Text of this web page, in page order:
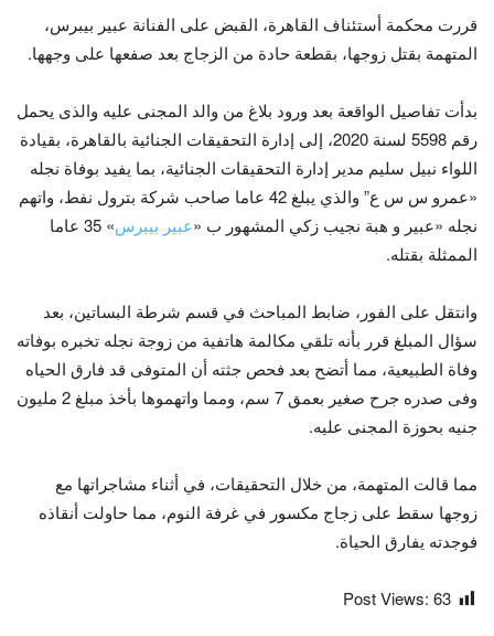
قررت محكمة أستئناف القاهرة، القبض على الفنانة عبير بيبرس،
المتهمة بقتل زوجها، بقطعة حادة من الزجاج بعد صفعها على وجهها.
بدأت تفاصيل الواقعة بعد ورود بلاغ من والد المجنى عليه والذى يحمل
رقم 5598 لسنة 2020، إلى إدارة التحقيقات الجنائية بالقاهرة، بقيادة
اللواء نبيل سليم مدير إدارة التحقيقات الجنائية، بما يفيد بوفاة نجله
«عمرو س س ع” والذي يبلغ 42 عاما صاحب شركة بترول نفط، واتهم
نجله «عبير و هبة نجيب زكي المشهور ب «عبير بيبرس
» 35 عاما
الممثلة بقتله.
وانتقل على الفور، ضابط المباحث في قسم شرطة البساتين، بعد
سؤال المبلغ قرر بأنه تلقي مكالمة هاتفية من زوجة نجله تخبره بوفاته
وفاة الطبيعية، مما أتضح بعد فحص جثته أن المتوفى قد فارق الحياه
وفى صدره جرح صغير بعمق 7 سم، ومما واتهموها بأخذ مبلغ 2 مليون
جنيه بحوزة المجنى عليه.
مما قالت المتهمة، من خلال التحقيقات، في أثناء مشاجراتها مع
زوجها سقط على زجاج مكسور في غرفة النوم، مما حاولت أنقاذه
فوجدته يفارق الحياة.
Post Views: 63